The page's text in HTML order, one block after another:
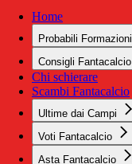
Home
Probabili Formazioni
Consigli Fantacalcio
Chi schierare
Scambi Fantacalcio
Ultime dai Campi
Voti Fantacalcio
Asta Fantacalcio